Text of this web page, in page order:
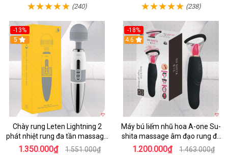
(240) (238)
-13%
5
Chày rung Leten Lightning 2
phát nhiệt rung đa tần massage
toàn thân kích thích
1.350.000₫ 1.551.000₫
-18%
4.6
Máy bú liếm nhũ hoa A-one Su-
shita massage âm đạo rung đa
chế độ
1.200.000₫ 1.463.000₫